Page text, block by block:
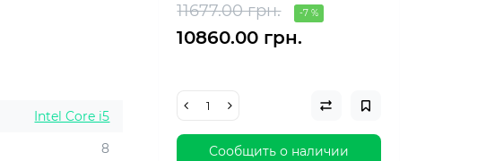
Intel Core i5
8
11677.00 грн. -7 %
10860.00 грн.
Сообщить о наличии